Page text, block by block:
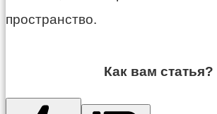
пространство.
Как вам статья?